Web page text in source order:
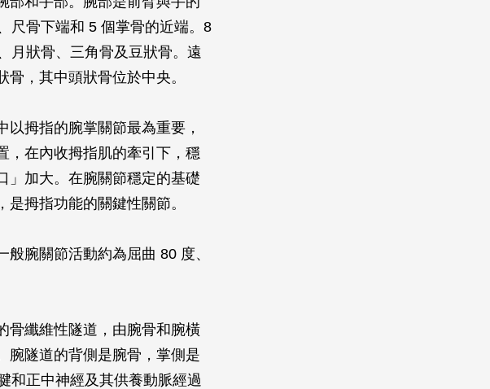
尺骨下端和 5 個掌骨的近端。8
月狀骨、三角骨及豆狀骨。遠
，其中頭狀骨位於中央。
拇指的腕掌關節最為重要，
，在內收拇指肌的牽引下，穩
」加大。在腕關節穩定的基礎
拇指功能的關鍵性關節。
腕關節活動約為屈曲 80 度、
骨纖維性隧道，由腕骨和腕橫
腕隧道的背側是腕骨，掌側是
和正中神經及其供養動脈經過